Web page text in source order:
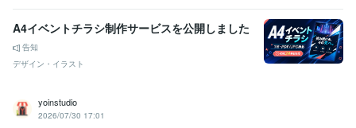
A4イベントチラシ制作サービスを公開しました
告知
デザイン・イラスト
yoinstudio
2026/07/30 17:01